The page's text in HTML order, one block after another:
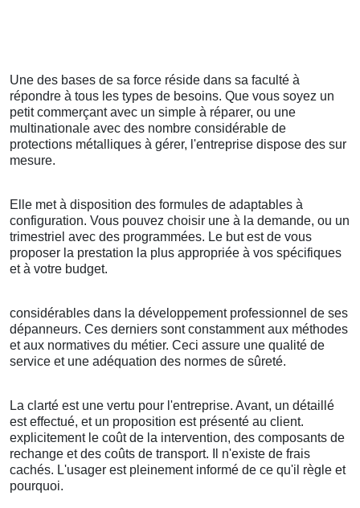
Une des bases de sa force réside dans sa faculté à
répondre à tous les types de besoins. Que vous soyez un
petit commerçant avec un simple à réparer, ou une
multinationale avec des nombre considérable de
protections métalliques à gérer, l'entreprise dispose des sur
mesure.
Elle met à disposition des formules de adaptables à
configuration. Vous pouvez choisir une à la demande, ou un
trimestriel avec des programmées. Le but est de vous
proposer la prestation la plus appropriée à vos spécifiques
et à votre budget.
considérables dans la développement professionnel de ses
dépanneurs. Ces derniers sont constamment aux méthodes
et aux normatives du métier. Ceci assure une qualité de
service et une adéquation des normes de sûreté.
La clarté est une vertu pour l'entreprise. Avant, un détaillé
est effectué, et un proposition est présenté au client.
explicitement le coût de la intervention, des composants de
rechange et des coûts de transport. Il n'existe de frais
cachés. L'usager est pleinement informé de ce qu'il règle et
pourquoi.